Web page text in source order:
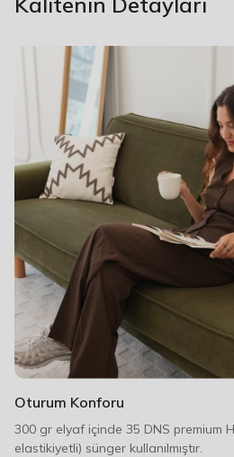
Oturum Konforu
300 gr elyaf içinde 35 DNS premium
elastikiyetli) sünger kullanılmıştır.